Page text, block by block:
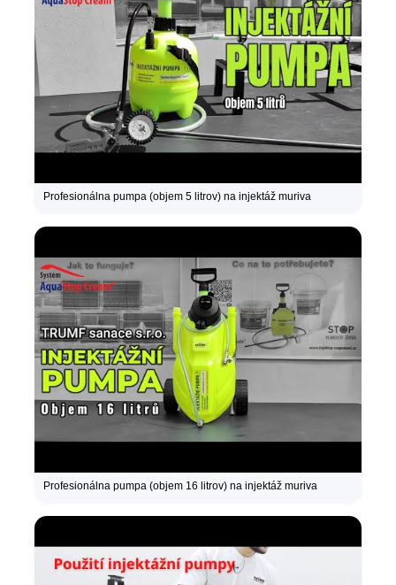
Profesionálna pumpa (objem 5 litrov) na injektáž muriva
Profesionálna pumpa (objem 16 litrov) na injektáž muriva